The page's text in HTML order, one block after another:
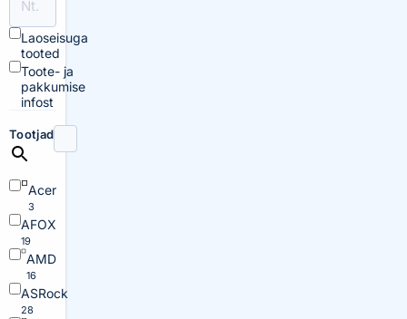
Laoseisuga
tooted
Toote- ja
pakkumise
infost
Tootjad
Acer
3
AFOX
19
AMD
16
ASRock
28